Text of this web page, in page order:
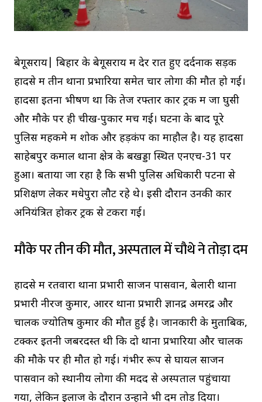
बेगूसराय| बिहार के बेगूसराय में देर रात हुए दर्दनाक सड़क
हादसे में तीन थाना प्रभारियों समेत चार लोगों की मौत हो गई।
हादसा इतना भीषण था कि तेज रफ्तार कार ट्रक में जा घुसी
और मौके पर ही चीख-पुकार मच गई। घटना के बाद पूरे
पुलिस महकमे में शोक और हड़कंप का माहौल है। यह हादसा
साहेबपुर कमाल थाना क्षेत्र के बखड्डा स्थित एनएच-31 पर
हुआ। बताया जा रहा है कि सभी पुलिस अधिकारी पटना से
प्रशिक्षण लेकर मधेपुरा लौट रहे थे। इसी दौरान उनकी कार
अनियंत्रित होकर ट्रक से टकरा गई।
मौके पर तीन की मौत, अस्पताल में चौथे ने तोड़ा दम
हादसे में रतवारा थाना प्रभारी साजन पासवान, बेलारी थाना
प्रभारी नीरज कुमार, आरर थाना प्रभारी ज्ञानेंद्र अमरेंद्र और
चालक ज्योतिष कुमार की मौत हुई है। जानकारी के मुताबिक,
टक्कर इतनी जबरदस्त थी कि दो थाना प्रभारियों और चालक
की मौके पर ही मौत हो गई। गंभीर रूप से घायल साजन
पासवान को स्थानीय लोगों की मदद से अस्पताल पहुंचाया
गया, लेकिन इलाज के दौरान उन्होंने भी दम तोड़ दिया।